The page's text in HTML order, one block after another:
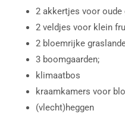
2 akkertjes voor oude
2 veldjes voor klein
2 bloemrijke
3 boomgaarden;
klimaatbos
kraamkamers voor
(vlecht)heggen